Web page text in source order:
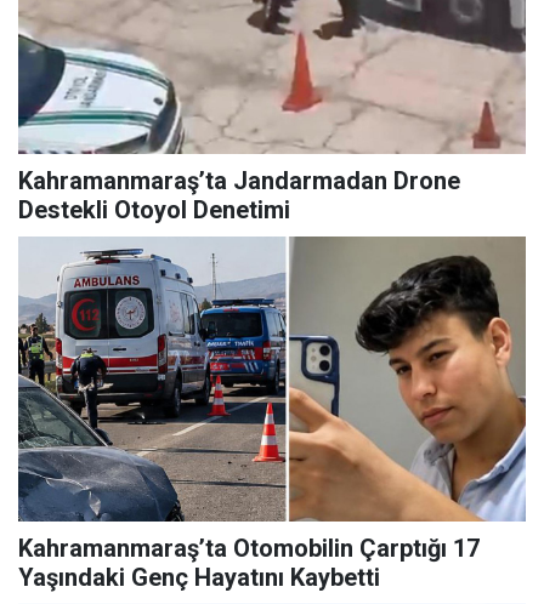
Kahramanmaraş’ta Jandarmadan Drone
Destekli Otoyol Denetimi
Kahramanmaraş’ta Otomobilin Çarptığı 17
Yaşındaki Genç Hayatını Kaybetti